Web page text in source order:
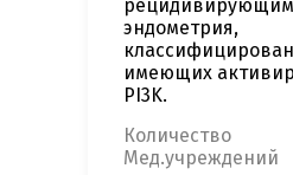
эндометрия,
имеющих
PI3K.
Количество
Мед.учреждений